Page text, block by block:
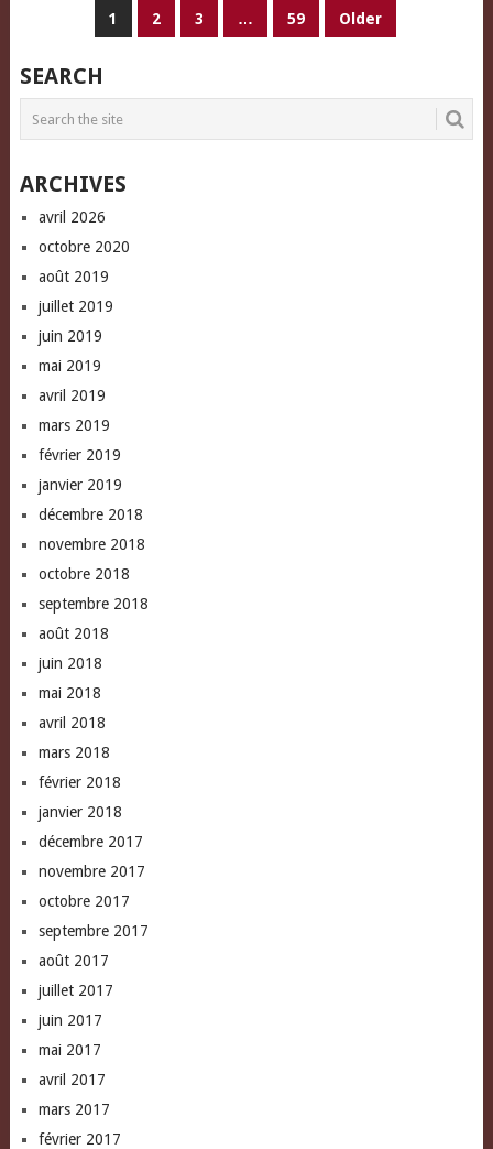
PAGINATION
PUBLICATIONS
1 2 3 … 59 Older
SEARCH
ARCHIVES
avril 2026
octobre 2020
août 2019
juillet 2019
juin 2019
mai 2019
avril 2019
mars 2019
février 2019
janvier 2019
décembre 2018
novembre 2018
octobre 2018
septembre 2018
août 2018
juin 2018
mai 2018
avril 2018
mars 2018
février 2018
janvier 2018
décembre 2017
novembre 2017
octobre 2017
septembre 2017
août 2017
juillet 2017
juin 2017
mai 2017
avril 2017
mars 2017
février 2017